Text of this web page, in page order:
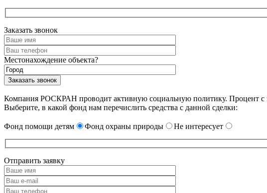
Заказать звонок
Местонахождение объекта?
Компания РОСКРАН проводит активную социальную политику. Процент с
Выберите, в какой фонд нам перечислить средства с данной сделки:
Фонд помощи детям Фонд охраны природы Не интересует
Отправить заявку